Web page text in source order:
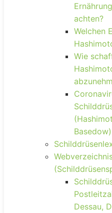
achten?
Welchen
Wie
Dessau,